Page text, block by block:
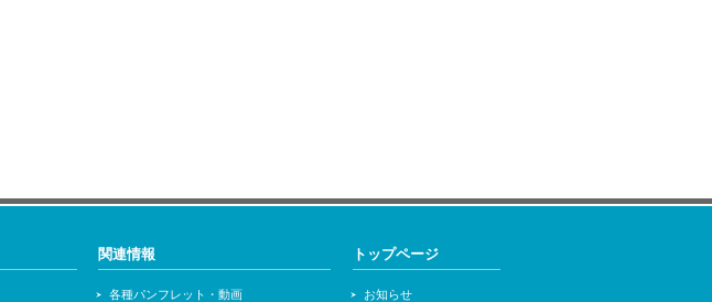
関連情報
各種パンフレット・動画
トップページ
お知らせ